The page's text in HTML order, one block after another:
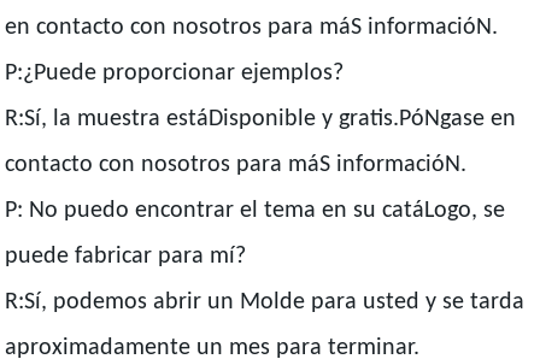
en contacto con nosotros para máS informacióN.
P:¿Puede proporcionar ejemplos?
R:Sí, la muestra estáDisponible y gratis.PóNgase en
contacto con nosotros para máS informacióN.
P: No puedo encontrar el tema en su catáLogo, se
puede fabricar para mí?
R:Sí, podemos abrir un Molde para usted y se tarda
aproximadamente un mes para terminar.